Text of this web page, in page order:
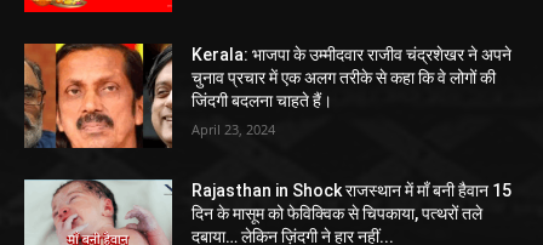
Kerala: भाजपा के उम्मीदवार राजीव चंद्रशेखर ने अपने
चुनाव प्रचार में एक अलग तरीके से कहा कि वे लोगों की
जिंदगी बदलना चाहते हैं।
April 23, 2024
Rajasthan in Shock राजस्थान में माँ बनी हैवान 15
दिन के मासूम को फेविक्विक से चिपकाया, पत्थरों तले
दबाया… लेकिन ज़िंदगी ने हार नहीं...